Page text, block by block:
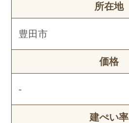
所在地
豊田市
価格
-
建ぺい率